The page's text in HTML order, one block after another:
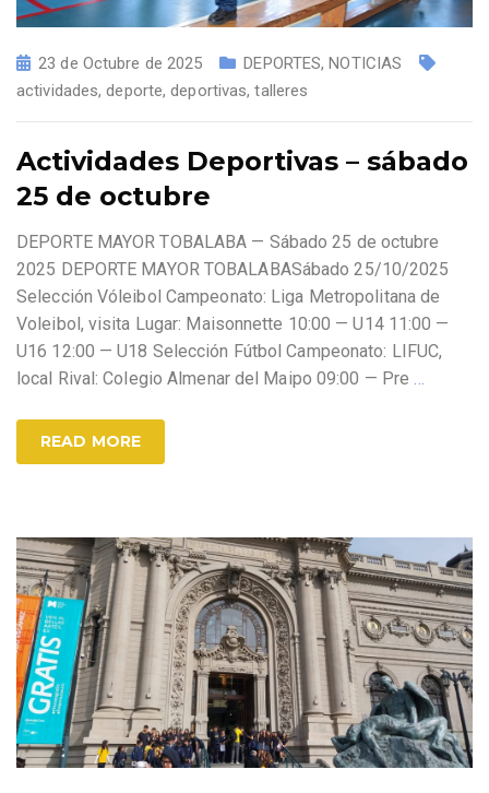
23 de Octubre de 2025 DEPORTES, NOTICIAS
actividades,deporte,deportivas,talleres
Actividades Deportivas – sábado
25 de octubre
DEPORTE MAYOR TOBALABA — Sábado 25 de octubre
2025 DEPORTE MAYOR TOBALABASábado 25/10/2025
Selección Vóleibol Campeonato: Liga Metropolitana de
Voleibol, visita Lugar: Maisonnette 10:00 — U14 11:00 —
U16 12:00 — U18 Selección Fútbol Campeonato: LIFUC,
local Rival: Colegio Almenar del Maipo 09:00 — Pre…
READ MORE